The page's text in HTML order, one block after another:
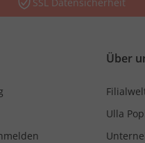
Über
Ulla